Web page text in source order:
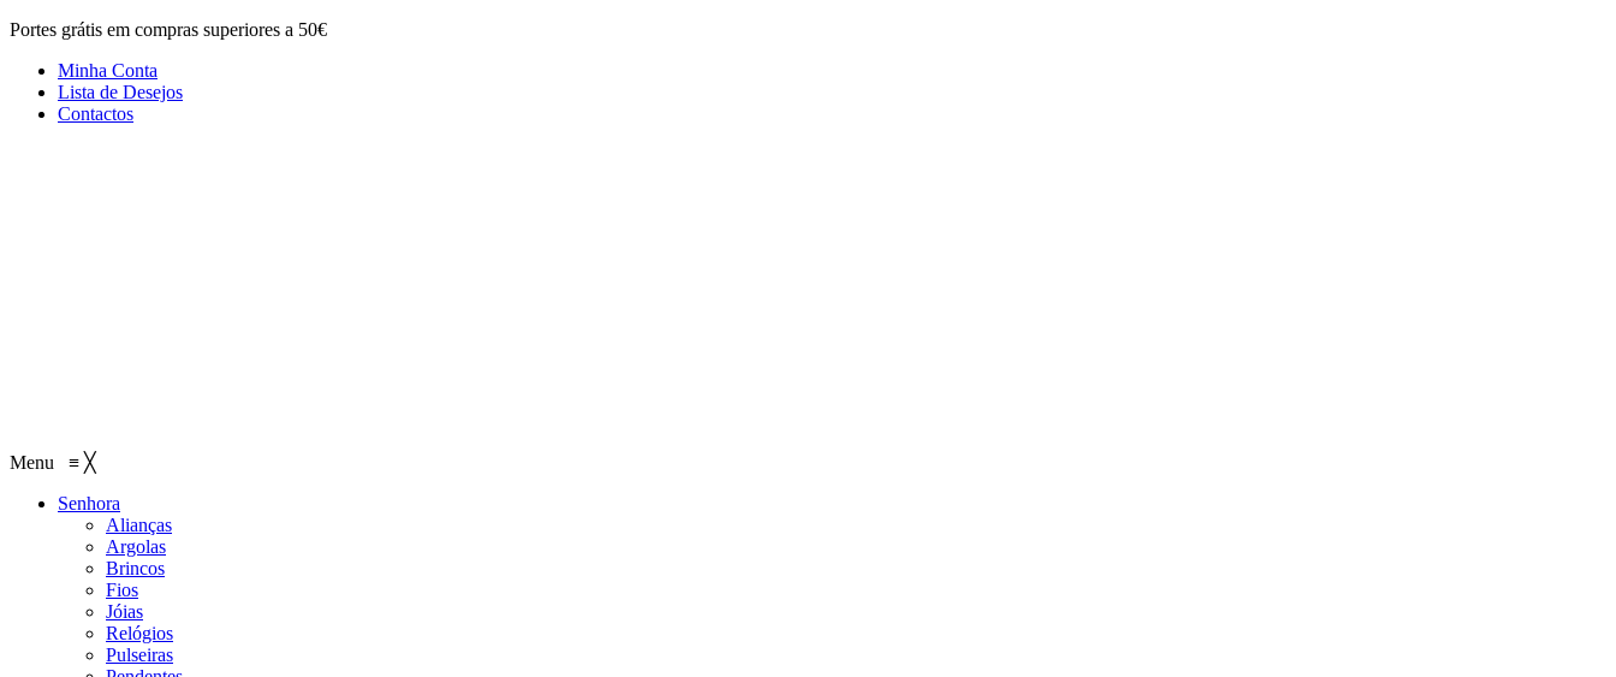
Portes grátis em compras superiores a 50€
Minha Conta
Lista de Desejos
Contactos
Menu ≡ ╳
Senhora
Alianças
Argolas
Brincos
Fios
Jóias
Relógios
Pulseiras